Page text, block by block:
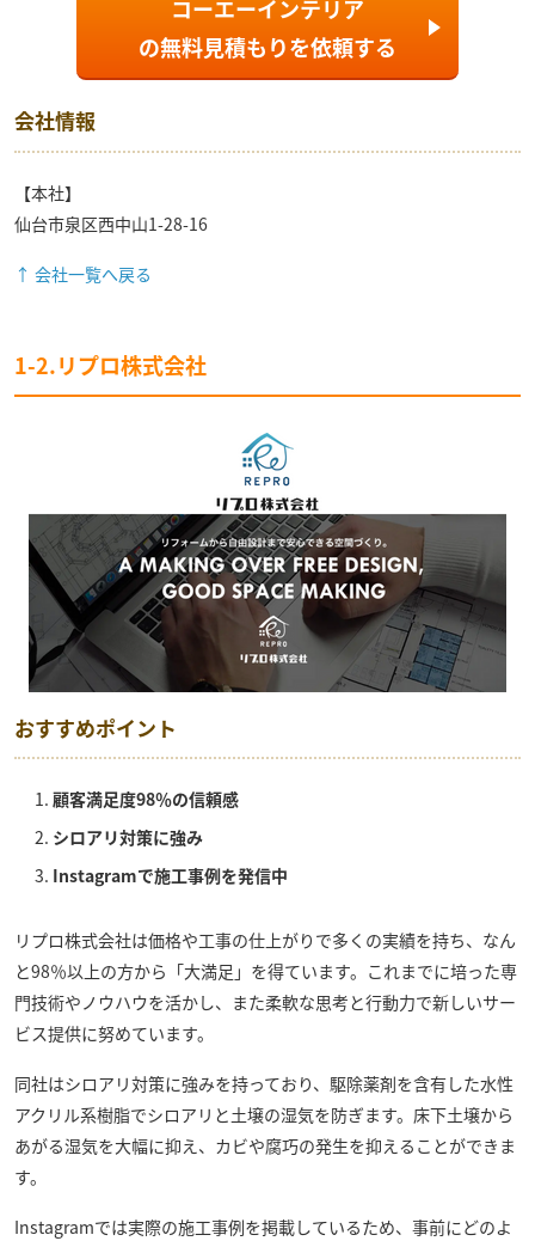
コーエーインテリア
の無料見積もりを依頼する
会社情報
【本社】
仙台市泉区西中山1-28-16
↑ 会社一覧へ戻る
1-2.リプロ株式会社
おすすめポイント
顧客満足度98％の信頼感
シロアリ対策に強み
Instagramで施工事例を発信中
リプロ株式会社は価格や工事の仕上がりで多くの実績を持ち、なん
と98％以上の方から「大満足」を得ています。これまでに培った専
門技術やノウハウを活かし、また柔軟な思考と行動力で新しいサー
ビス提供に努めています。
同社はシロアリ対策に強みを持っており、駆除薬剤を含有した水性
アクリル系樹脂でシロアリと土壌の湿気を防ぎます。床下土壌から
あがる湿気を大幅に抑え、カビや腐巧の発生を抑えることができま
す。
Instagramでは実際の施工事例を掲載しているため、事前にどのよ